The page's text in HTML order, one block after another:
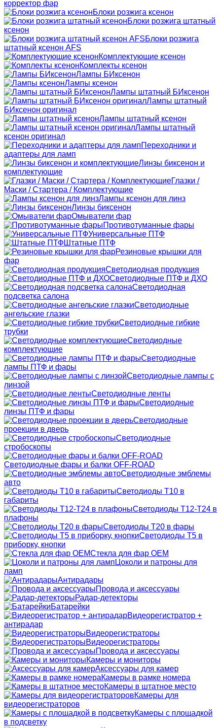
корректор фар
Блоки розжига ксенон
Блоки розжига штатный
ксенон
Блоки розжига
штатный ксенон AFS
Комплектующие ксенон
Комплекты ксенон
Лампы БИксенон
Лампы ксенон
Лампы штатный БИксенон
Лампы штатный
БИксенон оригинал
Лампы штатный ксенон
Лампы штатный
ксенон оригинал
Переходники и
адаптеры для ламп
Линзы биксенон и
комплектующие
Глазки /
Маски / Стартера / Комплектующие
Лампы ксенон для линз
Линзы биксенон
Омыватели фар
Противотуманные фары
Универсальные ПТФ
Штатные ПТФ
Резиновые крышки для
фар
Светодиодная продукция
Светодиодные ПТФ и ДХО
Светодиодная
подсветка салона
Светодиодные
ангельские глазки
Светодиодные гибкие
трубки
Светодиодные
комплектующие
Светодиодные
лампы ПТФ и фары
Светодиодные лампы с
линзой
Светодиодные ленты
Светодиодные
линзы ПТФ и фары
Светодиодные
проекции в дверь
Светодиодные
стробоскопы
Светодиодные фары и балки OFF-ROAD
Светодиодные эмблемы
авто
Светодиоды T10 в
габариты
Светодиоды T12-T24 в
плафоны
Светодиоды T20 в фары
Светодиоды T5 в
приборку, кнопки
Стекла для фар OEM
Цоколи и патроны для
ламп
Антирадары
Провода и аксессуары
Радар-детекторы
Батарейки
Видеорегистратор +
антирадар
Видеорегистраторы
Видеорегистраторы
Провода и аксессуары
Камеры и мониторы
Аксессуары для камер
Камеры в рамке номера
Камеры в штатное место
Камеры для
видеорегистраторов
Камеры с площадкой
в подсветку